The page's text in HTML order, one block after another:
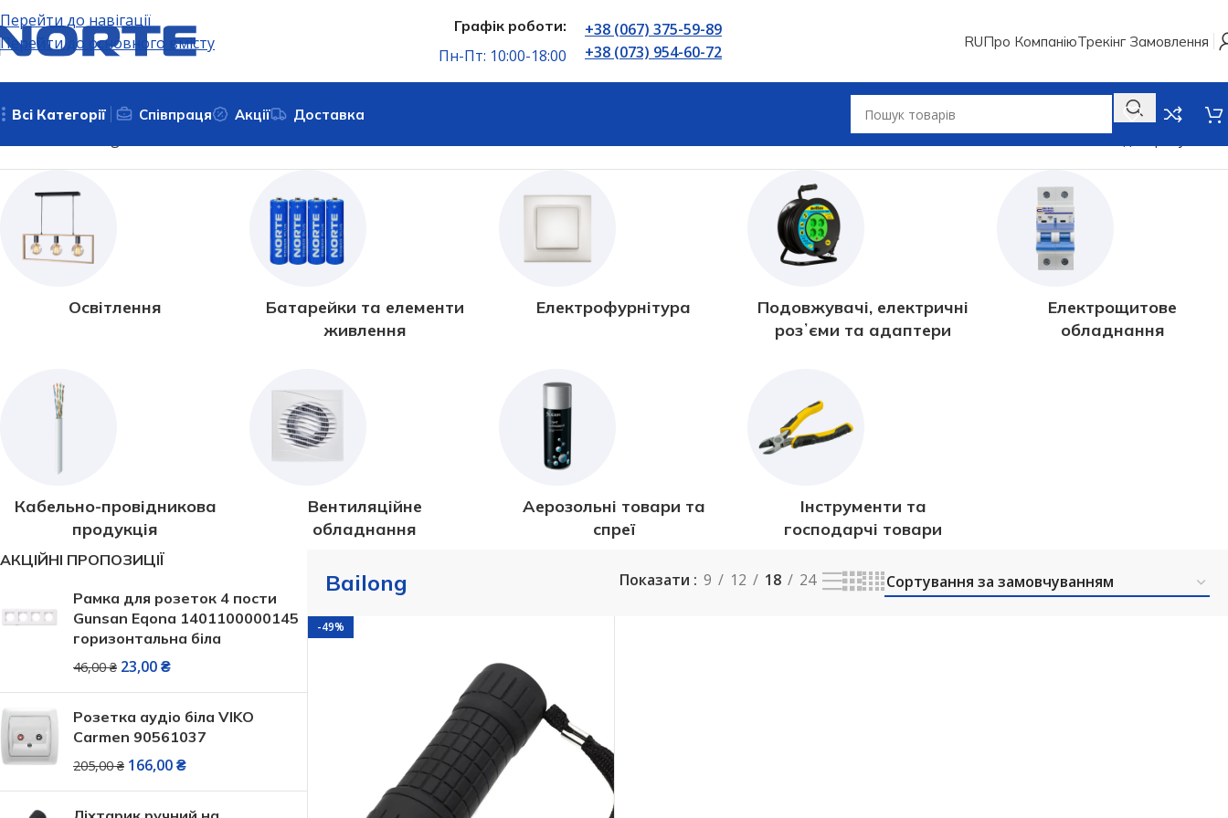
Перейти до навігації
Перейти до основного вмісту
Графік роботи:
Пн-Пт: 10:00-18:00
+38 (067) 375-59-89
+38 (073) 954-60-72
RUПро КомпаніюТрекінг Замовлення
Всі Категорії
СВІТЛОДІОДНІ ЛАМПИ СВІТИЛЬНИКИ НАСТІЛЬНІ ЛАМПИ
Співпраця Акції Доставка
Показано один результат
Освітлення
Батарейки та елементи
живлення
Електрофурнітура
Подовжувачі, електричні
розʼєми та адаптери
Електрощитове
обладнання
Кабельно-провідникова
продукція
Вентиляційне
обладнання
Аерозольні товари та
спреї
Інструменти та
господарчі товари
АКЦІЙНІ ПРОПОЗИЦІЇ
Рамка для розеток 4 пости
Gunsan Eqona 1401100000145
горизонтальна біла
46,00₴ 23,00₴
Розетка аудіо біла VIKO
Carmen 90561037
205,00₴ 166,00₴
Bailong Показати 9 12 18 24
-49%